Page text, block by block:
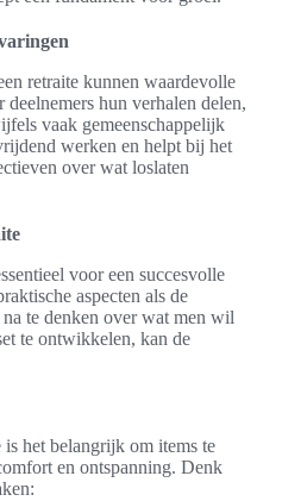
retraite kunnen waardevolle
hun verhalen delen,
vaak gemeenschappelijk
werken en helpt bij het
over wat loslaten
voor een succesvolle
aspecten als de
te denken over wat men wil
te ontwikkelen, kan de
het belangrijk om items te
en ontspanning. Denk